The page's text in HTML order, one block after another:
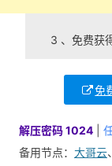
3 、免费获
免
解压密码 1024
备用节点： 大哥云、